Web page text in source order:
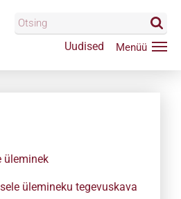
Uudised
üleminek
ülemineku tegevuskava